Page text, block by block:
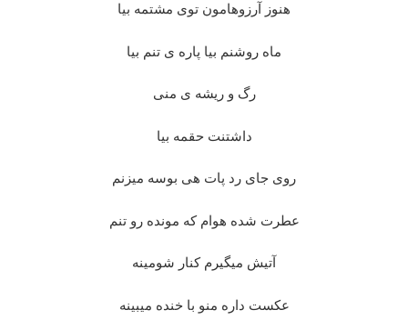
هنوز آرزوهامون توی مشتمه بیا
ماه روشنم بیا پاره ی تنم بیا
رگ و ریشه ی منی
داشتنت حقمه بیا
روی جای رد پات هی بوسه میزنم
عطرت شده هوام که مونده رو تنم
آتیش میگیرم کنار شومینه
عکست داره منو با خنده میبینه